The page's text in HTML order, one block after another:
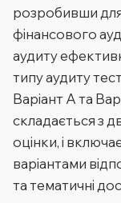
розробивши
фінансового
аудиту
типу аудиту
Варіант А та
складається з
оцінки, і
варіантами
та тематичні